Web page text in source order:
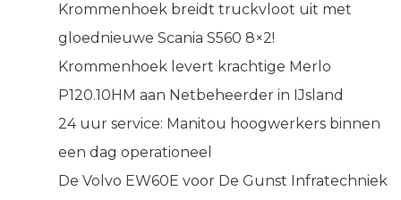
Krommenhoek breidt truckvloot uit met
gloednieuwe Scania S560 8×2!
Krommenhoek levert krachtige Merlo
P120.10HM aan Netbeheerder in IJsland
24 uur service: Manitou hoogwerkers binnen
een dag operationeel
De Volvo EW60E voor De Gunst Infratechniek